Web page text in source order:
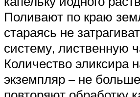
Поливают по краю
стараясь не
систему, лиственную
Количество эликсира
экземпляр – не